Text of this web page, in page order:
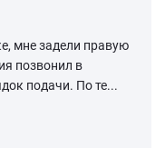
мне задели правую
позвонил в
подачи. По те...